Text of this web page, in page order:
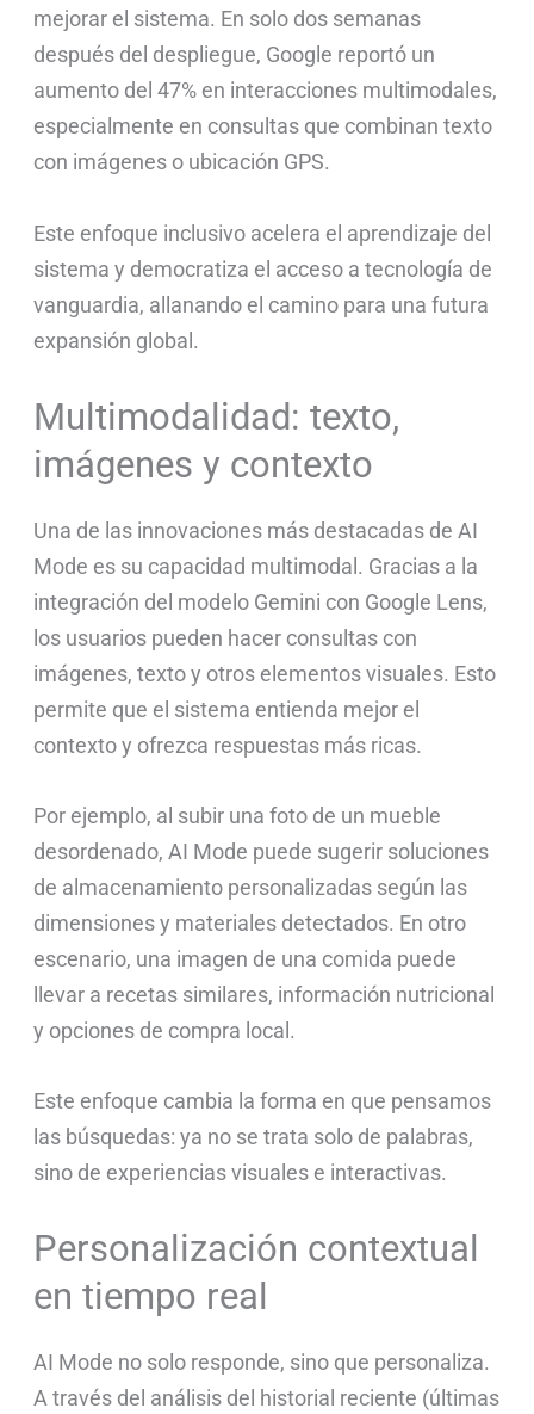
mejorar el sistema. En solo dos semanas
después del despliegue, Google reportó un
aumento del 47% en interacciones multimodales,
especialmente en consultas que combinan texto
con imágenes o ubicación GPS.
Este enfoque inclusivo acelera el aprendizaje del
sistema y democratiza el acceso a tecnología de
vanguardia, allanando el camino para una futura
expansión global.
Multimodalidad: texto,
imágenes y contexto
Una de las innovaciones más destacadas de AI
Mode es su capacidad multimodal. Gracias a la
integración del modelo Gemini con Google Lens,
los usuarios pueden hacer consultas con
imágenes, texto y otros elementos visuales. Esto
permite que el sistema entienda mejor el
contexto y ofrezca respuestas más ricas.
Por ejemplo, al subir una foto de un mueble
desordenado, AI Mode puede sugerir soluciones
de almacenamiento personalizadas según las
dimensiones y materiales detectados. En otro
escenario, una imagen de una comida puede
llevar a recetas similares, información nutricional
y opciones de compra local.
Este enfoque cambia la forma en que pensamos
las búsquedas: ya no se trata solo de palabras,
sino de experiencias visuales e interactivas.
Personalización contextual
en tiempo real
AI Mode no solo responde, sino que personaliza.
A través del análisis del historial reciente (últimas